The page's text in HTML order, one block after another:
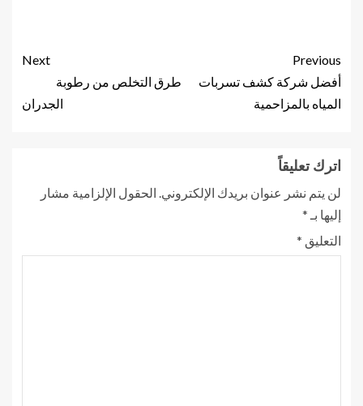
Previous
أفضل شركة كشف تسربات
المياه بالمزاحمية
Next
طرق التخلص من رطوبة
الجدران
اترك تعليقاً
لن يتم نشر عنوان بريدك الإلكتروني. الحقول الإلزامية مشار
إليها بـ *
التعليق *